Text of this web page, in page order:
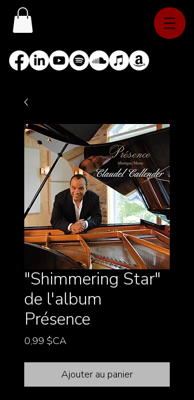
"Shimmering Star"
de l'album
Présence
0,99 $CA
Ajouter au panier